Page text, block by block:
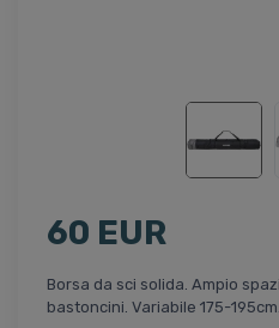
60 EUR
Borsa da sci solida. Ampio
bastoncini. Variabile 175-195cm.